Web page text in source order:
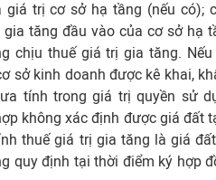
trị cơ sở hạ tầng (nếu có);
tăng đầu vào của cơ sở hạ
chịu thuế giá trị gia tăng.
sở kinh doanh được kê khai,
tính trong giá trị quyền sử
không xác định được giá đất
thuế giá trị gia tăng là giá
quy định tại thời điểm ký hợp